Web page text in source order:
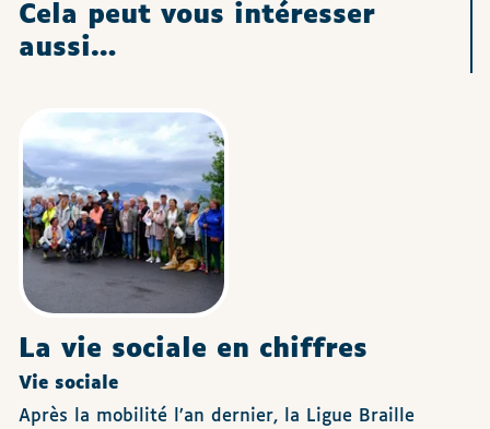
Cela peut vous intéresser
aussi…
La vie sociale en chiffres
Vie sociale
Après la mobilité l’an dernier, la Ligue Braille